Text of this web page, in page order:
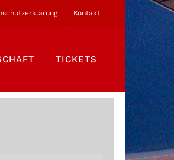
Kontakt
TICKETS